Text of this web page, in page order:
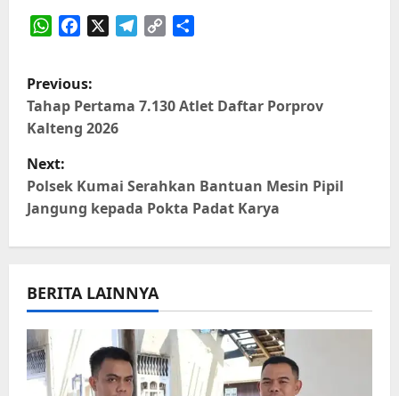
P
o
s
t
n
v
i
g
Previous:
Tahap Pertama 7.130 Atlet Daftar Porprov
Kalteng 2026
Next:
Polsek Kumai Serahkan Bantuan Mesin Pipil
Jangung kepada Pokta Padat Karya
BERITA LAINNYA